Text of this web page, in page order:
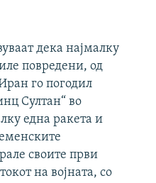
дека најмалку
повредени, од
го погодил
Султан“ во
една ракета и
своите први
на војната, со